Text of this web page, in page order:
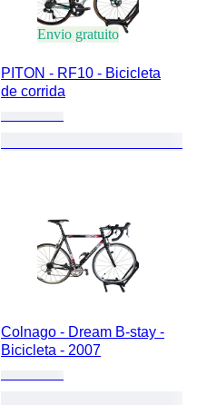
Envio gratuito
PITON - RF10 - Bicicleta
de corrida
Colnago - Dream B-stay -
Bicicleta - 2007